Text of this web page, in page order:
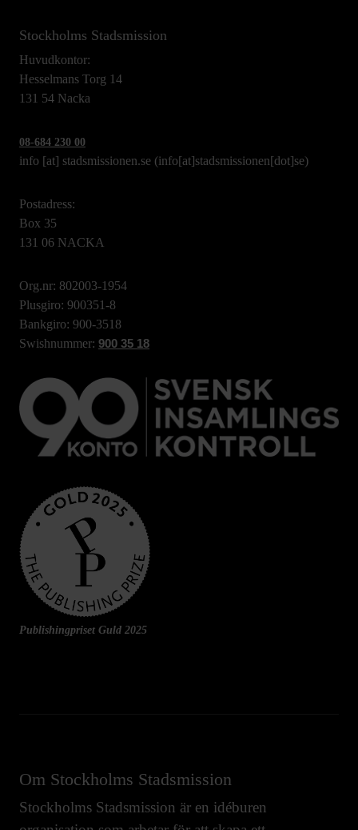
Stockholms Stadsmission
Huvudkontor:
Hesselmans Torg 14
131 54 Nacka
08-684 230 00
info [at] stadsmissionen.se (info[at]stadsmissionen[dot]se)
Postadress:
Box 35
131 06 NACKA
Org.nr: 802003-1954
Plusgiro: 900351-8
Bankgiro: 900-3518
Swishnummer: 900 35 18
Publishingpriset Guld 2025
Om Stockholms Stadsmission
Stockholms Stadsmission är en idéburen